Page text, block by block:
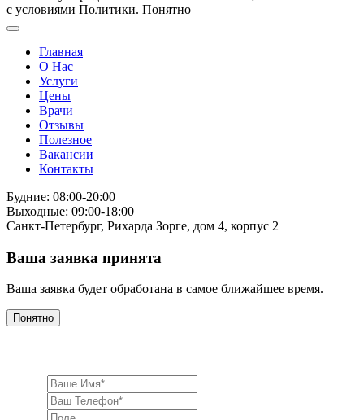
с условиями Политики. Понятно
Главная
О Нас
Услуги
Цены
Врачи
Отзывы
Полезное
Вакансии
Контакты
Будние: 08:00-20:00
Выходные: 09:00-18:00
Санкт-Петербург, Рихарда Зорге, дом 4, корпус 2
Ваша заявка принята
Ваша заявка будет обработана в самое ближайшее время.
Понятно